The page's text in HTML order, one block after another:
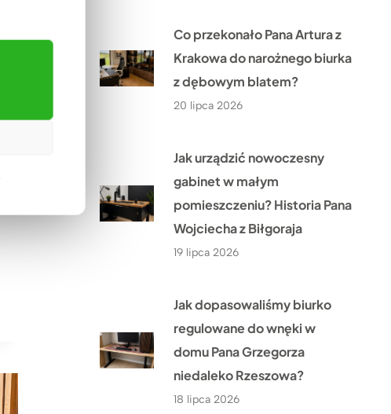
Co przekonało Pana Artura z
Krakowa do narożnego biurka
z dębowym blatem?
20 lipca 2026
Jak urządzić nowoczesny
gabinet w małym
pomieszczeniu? Historia Pana
Wojciecha z Biłgoraja
19 lipca 2026
Jak dopasowaliśmy biurko
regulowane do wnęki w
domu Pana Grzegorza
niedaleko Rzeszowa?
18 lipca 2026